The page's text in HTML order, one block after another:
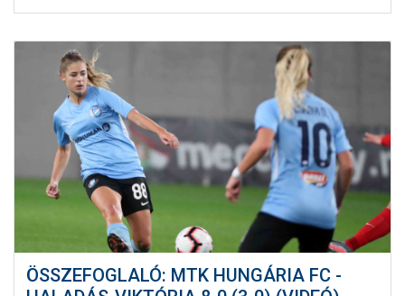
ÖSSZEFOGLALÓ: MTK HUNGÁRIA FC -